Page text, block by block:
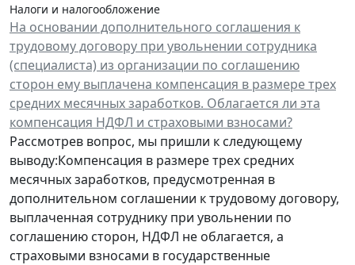
Налоги и налогообложение
На основании дополнительного соглашения к
трудовому договору при увольнении сотрудника
(специалиста) из организации по соглашению
сторон ему выплачена компенсация в размере трех
средних месячных заработков. Облагается ли эта
компенсация НДФЛ и страховыми взносами?
Рассмотрев вопрос, мы пришли к следующему
выводу:Компенсация в размере трех средних
месячных заработков, предусмотренная в
дополнительном соглашении к трудовому договору,
выплаченная сотруднику при увольнении по
соглашению сторон, НДФЛ не облагается, а
страховыми взносами в государственные